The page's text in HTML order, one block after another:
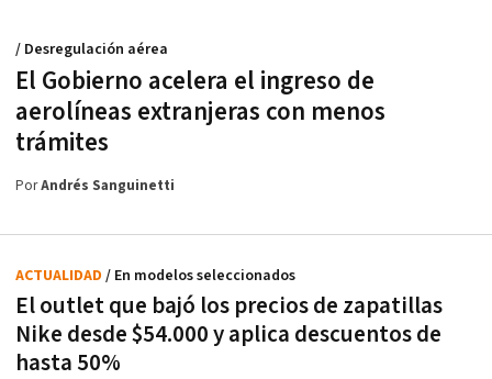
El Gobierno acelera el ingreso de
aerolíneas extranjeras con menos
trámites
/ Desregulación aérea
PorAndrés Sanguinetti
El outlet que bajó los precios de zapatillas
Nike desde $54.000 y aplica descuentos de
hasta 50%
ACTUALIDAD / En modelos seleccionados